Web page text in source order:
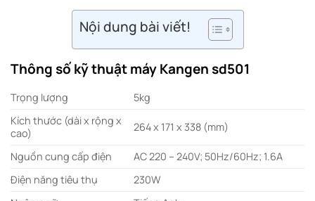
Nội dung bài viết!
Thông số kỹ thuật máy Kangen sd501
Trọng lượng
5kg
Kích thước (dài x rộng x
cao)
264 x 171 x 338 (mm)
Nguồn cung cấp điện
AC 220 – 240V; 50Hz/60Hz; 1.6A
Điện năng tiêu thụ
230W